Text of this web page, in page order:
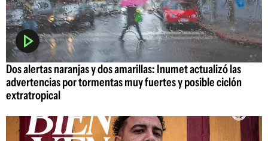
Dos alertas naranjas y dos amarillas: Inumet actualizó las
advertencias por tormentas muy fuertes y posible ciclón
extratropical